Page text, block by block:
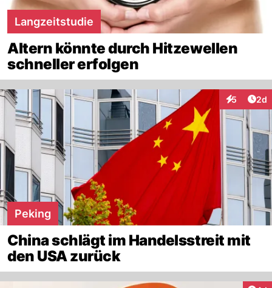
Langzeitstudie
Altern könnte durch Hitzewellen
schneller erfolgen
5 2d
Peking
China schlägt im Handelsstreit mit
den USA zurück